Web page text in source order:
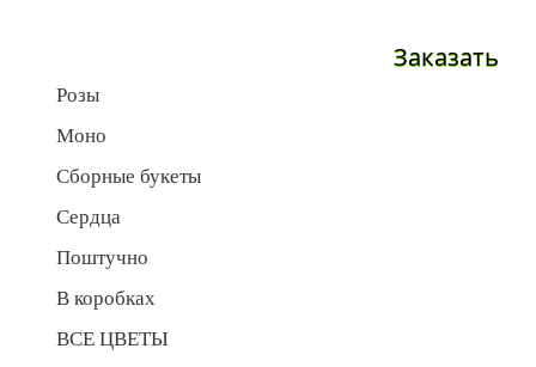
Заказать
Розы
Моно
Сборные букеты
Сердца
Поштучно
В коробках
ВСЕ ЦВЕТЫ